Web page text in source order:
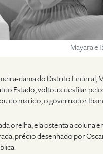
Mayara e
dama do Distrito Federal,
do Estado, voltou a desfilar
do marido, o governador
orelha, ela ostenta a coluna
prédio desenhado por